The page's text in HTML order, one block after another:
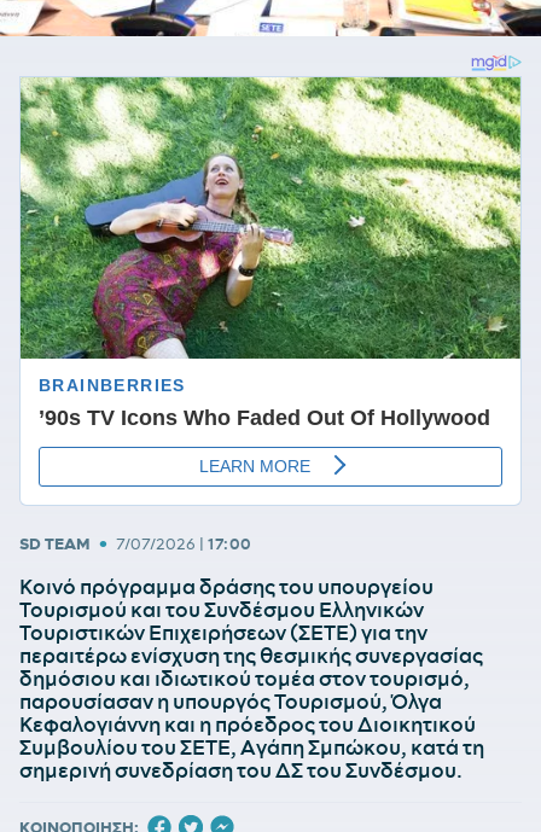
SD TEAM • 7/07/2026 | 17:00
Κοινό πρόγραμμα δράσης του υπουργείου
Τουρισμού και του Συνδέσμου Ελληνικών
Τουριστικών Επιχειρήσεων (ΣΕΤΕ) για την
περαιτέρω ενίσχυση της θεσμικής συνεργασίας
δημόσιου και ιδιωτικού τομέα στον τουρισμό,
παρουσίασαν η υπουργός Τουρισμού, Όλγα
Κεφαλογιάννη και η πρόεδρος του Διοικητικού
Συμβουλίου του ΣΕΤΕ, Αγάπη Σμπώκου, κατά τη
σημερινή συνεδρίαση του ΔΣ του Συνδέσμου.
ΚΟΙΝΟΠΟΙΗΣΗ: